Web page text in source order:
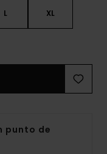
L XL
punto de